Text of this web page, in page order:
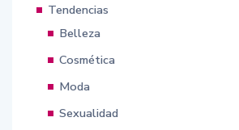
Tendencias
Belleza
Cosmética
Moda
Sexualidad